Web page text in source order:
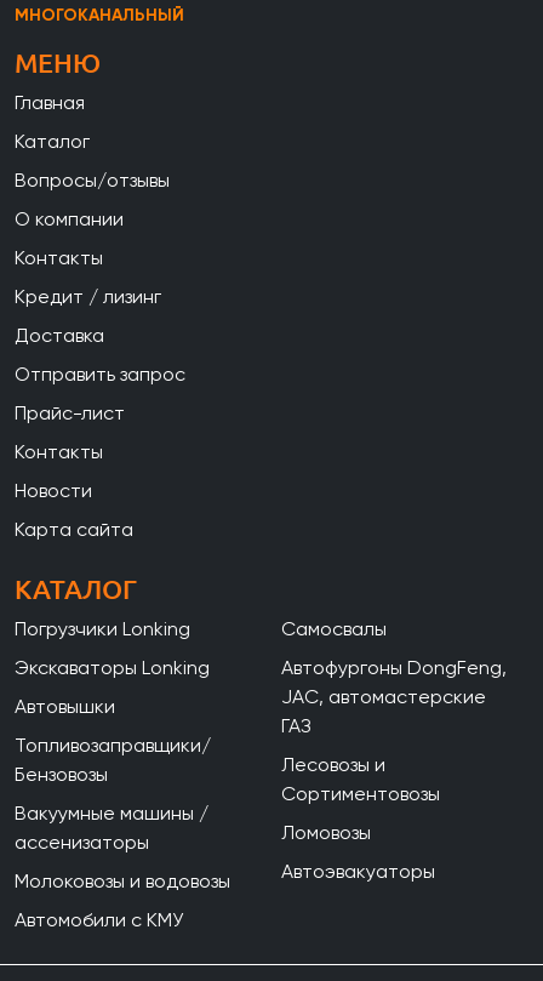
МНОГОКАНАЛЬНЫЙ
МЕНЮ
Главная
Каталог
Вопросы/отзывы
О компании
Контакты
Кредит / лизинг
Доставка
Отправить запрос
Прайс-лист
Контакты
Новости
Карта сайта
КАТАЛОГ
Погрузчики Lonking
Экскаваторы Lonking
Автовышки
Топливозаправщики/
Бензовозы
Вакуумные машины /
ассенизаторы
Молоковозы и водовозы
Автомобили с КМУ
Самосвалы
Автофургоны DongFeng,
JAC, автомастерские
ГАЗ
Лесовозы и
Сортиментовозы
Ломовозы
Автоэвакуаторы